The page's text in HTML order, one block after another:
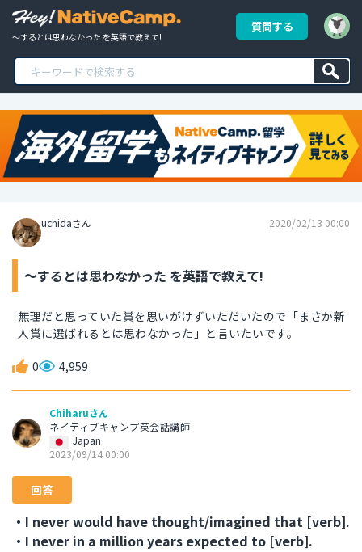
～するとは思わなかった を英語で教えて!
質問する
uchidaさん 2020/02/13 00:00
～するとは思わなかった を英語で教えて!
無理だと思っていた賞を思いがけずいただいたので「まさか新
人賞に選ばれるとは思わなかった」と言いたいです。
0 4,959
Chiharuさん
ネイティブキャンプ英会話講師
Japan
2023/09/14 00:00
回答
・I never would have thought/imagined that [verb].
・I never in a million years expected to [verb].